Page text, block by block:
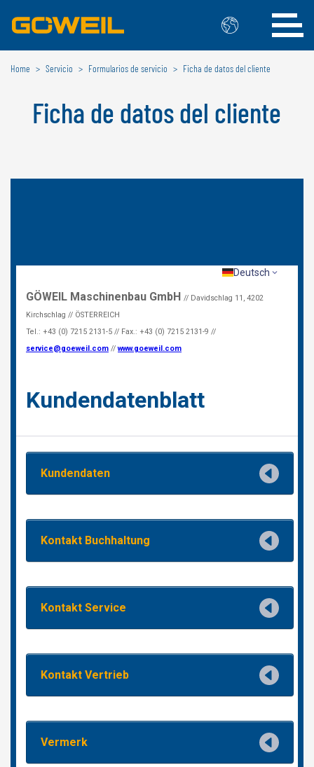
Seleccione su idioma / país
INTERNACIONAL
DEUTSCH
ESPAÑOL
BÉLGICA
GÖWEIL BNL
NEDERLANDS
FRANÇAIS
SUIZA
DEUTSCH
FRANÇAIS
Home Servicio Formularios de servicio Ficha de datos del cliente
Ficha de datos del cliente